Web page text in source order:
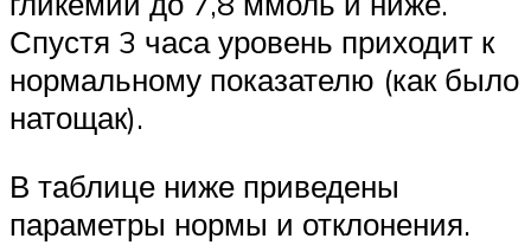
Спустя 3 часа уровень приходит к
нормальному показателю (как было
натощак).
В таблице ниже приведены
параметры нормы и отклонения.